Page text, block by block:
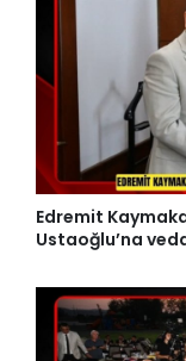
Edremit
Ustaoğlu’na